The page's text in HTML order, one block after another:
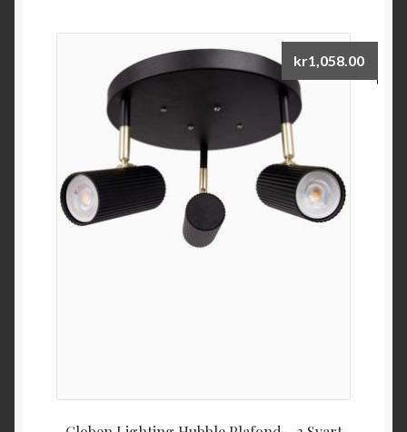
kr1,058.00